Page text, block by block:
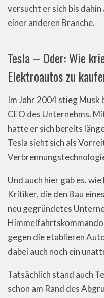
versucht er sich bis
einer anderen Branche.
Tesla – Oder: Wie
Elektroautos zu
Im Jahr 2004 stieg Musk
CEO des Unternehms.
hatte er sich bereits
Tesla sieht sich als
Und auch hier gab es,
Kritiker, die den Bau
neu gegründetes
Himmelfahrtskommando
gegen die etablieren
dabei auch noch ein
Tatsächlich stand auch
schon am Rand des